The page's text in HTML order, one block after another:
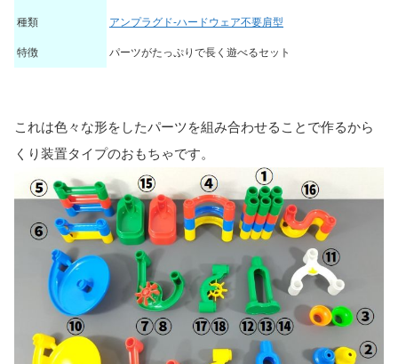
種類 アンプラグド-ハードウェア不要肩型
特徴 パーツがたっぷりで長く遊べるセット
これは色々な形をしたパーツを組み合わせることで作るから
くり装置タイプのおもちゃです。